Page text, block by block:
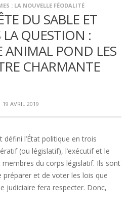
: LA NOUVELLE FÉODALITÉ
DU SABLE ET
QUESTION :
ANIMAL POND LES
CHARMANTE
19 AVRIL 2019
l’État politique en trois
(ou législatif), l’exécutif et le
du corps législatif. Ils sont
préparer et de voter les lois que
judiciaire fera respecter. Donc,